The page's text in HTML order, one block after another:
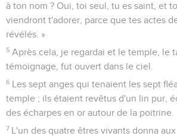
à ton nom ? Oui, toi seul, tu es saint, et
viendront t'adorer, parce que tes actes
révélés. »
5 Après cela, je regardai et le temple, le
témoignage, fut ouvert dans le ciel.
6 Les sept anges qui tenaient les sept
temple ; ils étaient revêtus d'un lin pur,
des écharpes en or autour de la poitrine.
7 L'un des quatre êtres vivants donna